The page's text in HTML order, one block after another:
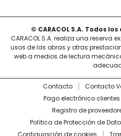
© CARACOL S.A. Todos
CARACOL S.A. realiza una reserva
usos de las obras y otras
web a medios de lectura
Contacto Contacto
Pago electrónico clientes
Registro de
Política de Protección de
Configuración de cookies